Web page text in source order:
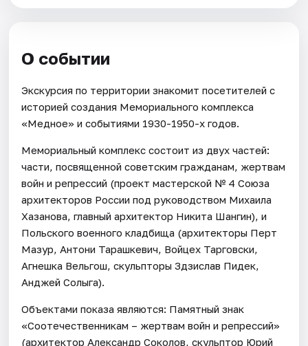
О событии
Экскурсия по территории знакомит посетителей с
историей создания Мемориального комплекса
«Медное» и событиями 1930-1950-х годов.
Мемориальный комплекс состоит из двух частей:
части, посвященной советским гражданам, жертвам
войн и репрессий (проект мастерской № 4 Союза
архитекторов России под руководством Михаила
Хазанова, главный архитектор Никита Шангин), и
Польского военного кладбища (архитекторы Перт
Мазур, Антони Тарашкевич, Войцех Тарговски,
Агнешка Вельгош, скульпторы Здзислав Пидек,
Анджей Солыга).
Объектами показа являются: Памятный знак
«Соотечественникам – жертвам войн и репрессий»
(архитектор Александр Соколов, скульптор Юрий